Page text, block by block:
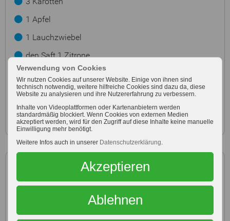
1 Apfel
1 Lauchzwiebel
den Saft 1 Zitrone
1 EL Essig
200 g Schmand
Salz
Karotten und Apfel fein raspeln. Zitrone auspressen und
den Saft direkt über die geraspelten Zutaten geben.
Frühlingszwiebel in feine Ringe schneiden und ebenfalls
Verwendung von Cookies
Wir nutzen Cookies auf unserer Website. Einige von ihnen sind
technisch notwendig, weitere hilfreiche Cookies sind dazu da, diese
Website zu analysieren und ihre Nutzererfahrung zu verbessern.
Inhalte von Videoplattformen oder Kartenanbietern werden
standardmäßig blockiert. Wenn Cookies von externen Medien
akzeptiert werden, wird für den Zugriff auf diese Inhalte keine manuelle
Einwilligung mehr benötigt.
Weitere Infos auch in unserer Datenschutzerklärung.
Ablehnen
Akzeptieren